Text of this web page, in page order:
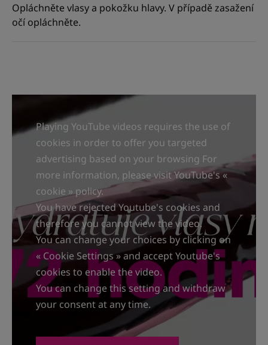
Opláchněte vlasy a pokožku hlavy. V případě zasažení
očí opláchněte.
Playing YouTube videos requires the use of
cookies in order to offer you targeted
advertising based on your browsing For
more information, please visit YouTube's «
cookie » policy.
You have rejected Youtube's cookies and
therefore you cannot view the video.
You can change your choices by clicking on
« Cookie Settings » and accept Youtube's
cookies to enable the video.
You can change this setting and withdraw
your consent at any time.